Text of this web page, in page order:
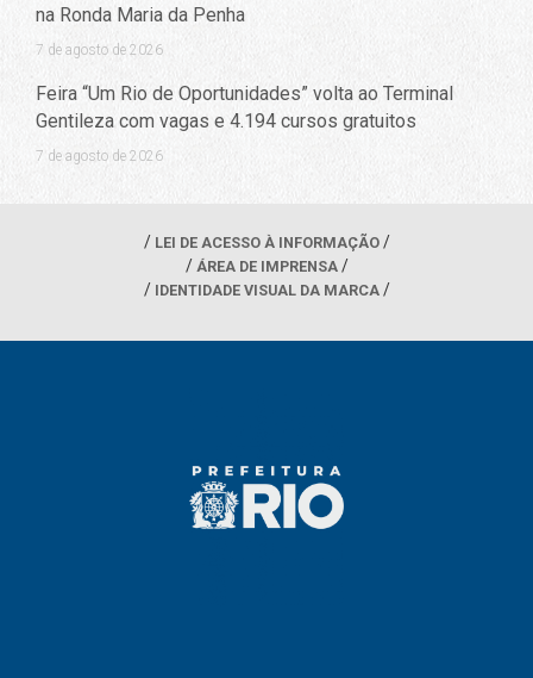
na Ronda Maria da Penha
7 de agosto de 2026
Feira “Um Rio de Oportunidades” volta ao Terminal
Gentileza com vagas e 4.194 cursos gratuitos
7 de agosto de 2026
LEI DE ACESSO À INFORMAÇÃO
ÁREA DE IMPRENSA
IDENTIDADE VISUAL DA MARCA